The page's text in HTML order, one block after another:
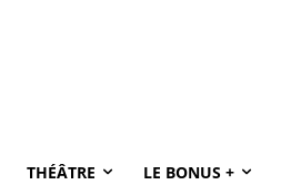
THÉÂTRE LE BONUS +